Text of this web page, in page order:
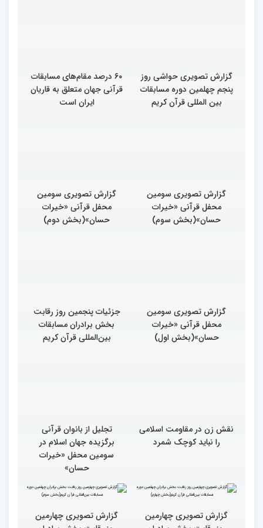
گزارش تصویری حواشی روز
پنجم چهلمین دوره مسابقات
بین المللی قرآن کریم
۶۰ درصد مقام‌های مسابقات
قرآنی جهان متعلق به قاریان
ایران است
گزارش تصویری سومین
محفل قرآنی «خیرات
حسان»(بخش سوم)
گزارش تصویری سومین
محفل قرآنی «خیرات
حسان»(بخش دوم)
گزارش تصویری سومین
محفل قرآنی «خیرات
حسان»(بخش اول)
جزئیات پنجمین روز رقابت
بخش برادران مسابقات
بین‌المللی قرآن کریم
نقش زن در مقاومت اسلامی
را نباید کوچک شمرد
تجلیل از بانوان قرآنی
برگزیده جهان اسلام در
سومین محفل «خیرات
حسان»
گزارش تصویری چهارمین